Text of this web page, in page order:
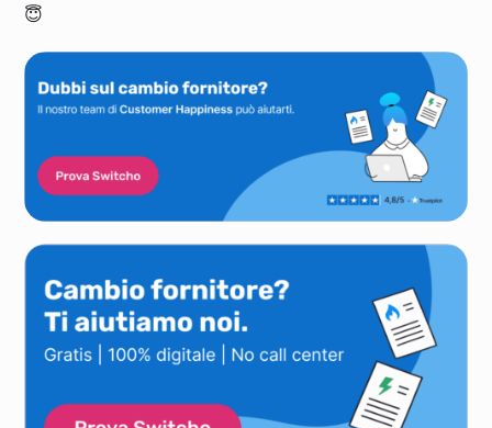
😇